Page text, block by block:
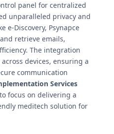
panel for centralized
unparalleled privacy and
e-Discovery, Psynapce
retrieve emails,
The integration
devices, ensuring a
communication
Services
focus on delivering a
meditech solution for